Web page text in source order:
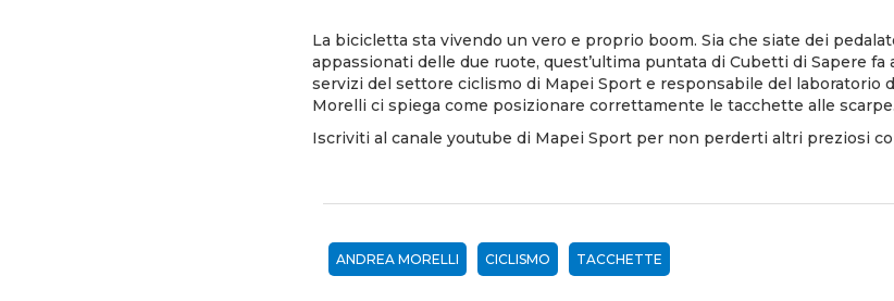
La bicicletta sta vivendo un vero e proprio boom. Sia che siate dei
appassionati delle due ruote, quest’ultima puntata di Cubetti di Sapere
servizi del settore ciclismo di Mapei Sport e responsabile del laboratorio
Morelli ci spiega come posizionare correttamente le tacchette alle scarpe.
Iscriviti al canale youtube di Mapei Sport per non perderti altri preziosi
ANDREA MORELLI CICLISMO TACCHETTE